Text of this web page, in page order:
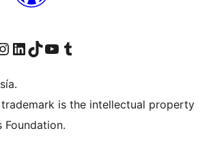
Threads
página de Facebook
nuestra cuenta de Instagram
Visitá nuestra cuenta de LinkedIn
Visitá nuestra cuenta de TikTok
Visitá nuestro canal de YouTube
Visitá nuestra cuenta de Tumblr
trademark is the intellectual property
Foundation.